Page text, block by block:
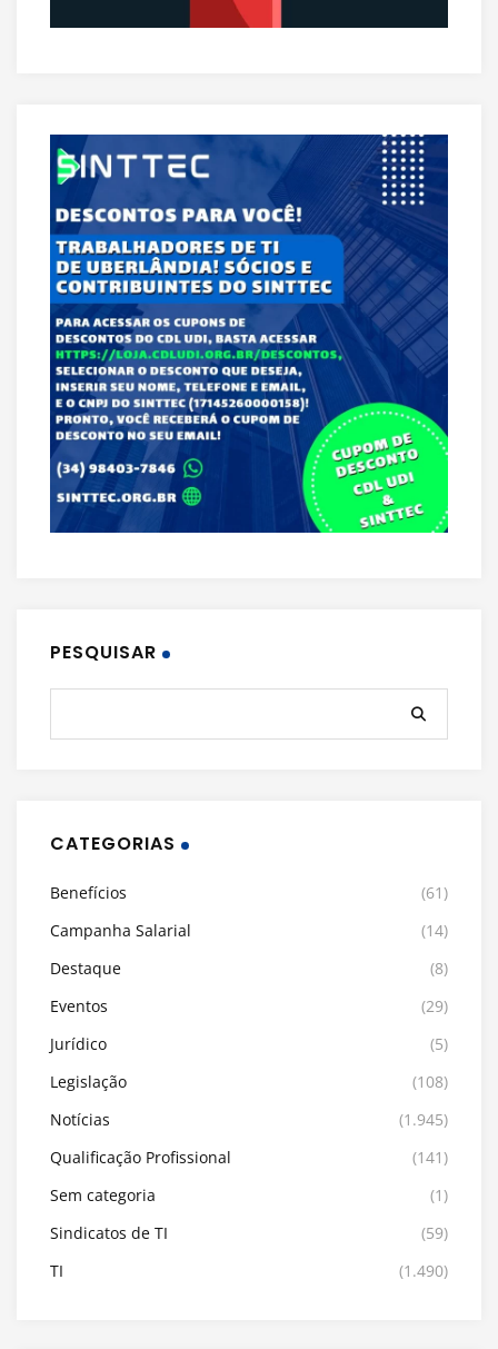
PESQUISAR
CATEGORIAS
Benefícios
(61)
Campanha Salarial
(14)
Destaque
(8)
Eventos
(29)
Jurídico
(5)
Legislação
(108)
Notícias
(1.945)
Qualificação Profissional
(141)
Sem categoria
(1)
Sindicatos de TI
(59)
TI
(1.490)